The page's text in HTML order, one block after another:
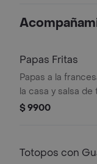
Papas Fritas
Papas a la
la casa y salsa de
$ 9900
Totopos con